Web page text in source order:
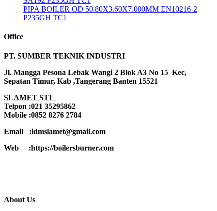
PIPA BOILER OD 50.80X3.60X7.000MM EN10216-2
P235GH TC1
Office
PT. SUMBER TEKNIK INDUSTRI
Jl. Mangga Pesona Lebak Wangi 2 Blok A3 No 15 Kec,
Sepatan Timur, Kab ,Tangerang Banten 15521
SLAMET STI
Telpon :021 35295862
Mobile :0852 8276 2784
Email :idmslamet@gmail.com
Web :https://boilersburner.com
About Us